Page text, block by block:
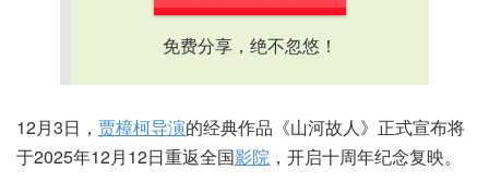
免费分享，绝不忽悠！
12月3日， 贾樟柯导演的经典作品《山河故人》正式宣布将
于2025年12月12日重返全国影院 ，开启十周年纪念复映。